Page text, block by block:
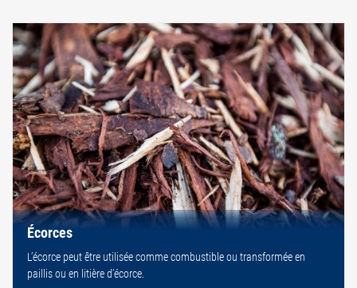
Écorces
L’écorce peut être utilisée comme combustible ou transformée en
paillis ou en litière d’écorce.